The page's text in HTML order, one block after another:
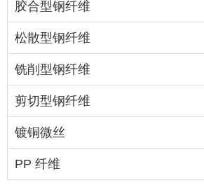
胶合型钢纤维
松散型钢纤维
铣削型钢纤维
剪切型钢纤维
镀铜微丝
PP 纤维